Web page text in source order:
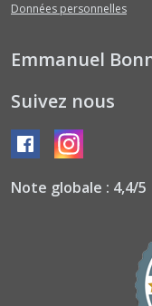
Données personnelles
Emmanuel
Suivez nous
Note globale : 4,4/5